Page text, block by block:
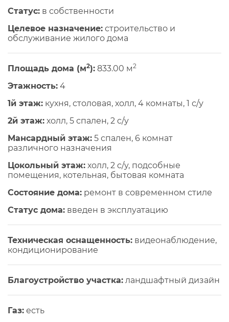
Cтатус: в собственности
Целевое назначение: строительство и
обслуживание жилого дома
Площадь дома (м2): 833.00 м2
Этажность: 4
1й этаж: кухня, столовая, холл, 4 комнаты, 1 с/у
2й этаж: холл, 5 спален, 2 c/y
Мансардный этаж: 5 спален, 6 комнат
различного назначения
Цокольный этаж: холл, 2 c/y, подсобные
помещения, котельная, бытовая комната
Состояние дома: ремонт в современном стиле
Статус дома: введен в эксплуатацию
Техническая оснащенность: видеонаблюдение,
кондиционирование
Благоустройство участка: ландшафтный дизайн
Газ: есть